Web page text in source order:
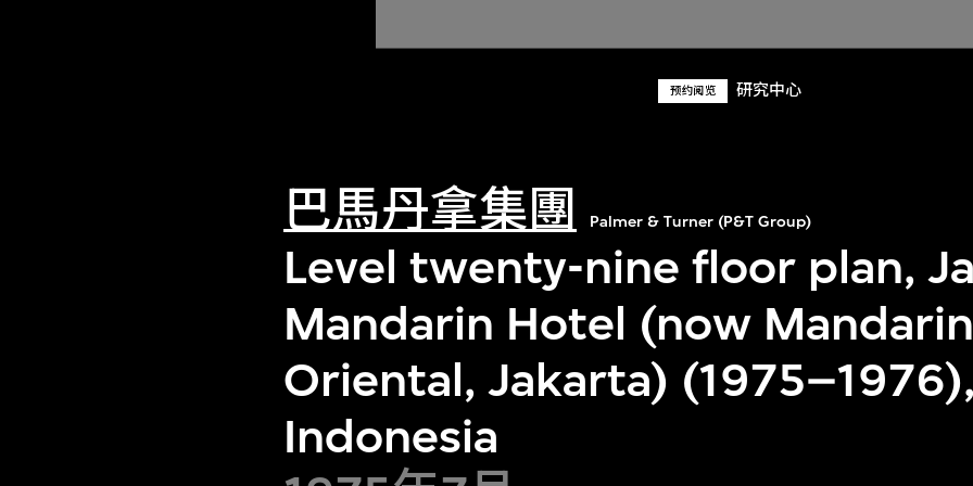
预约阅览 研究中心
巴馬丹拿集團 Palmer & Turner (P&T Group)
Level twenty-nine floor plan,
Mandarin Hotel (now
Oriental, Jakarta)
Indonesia